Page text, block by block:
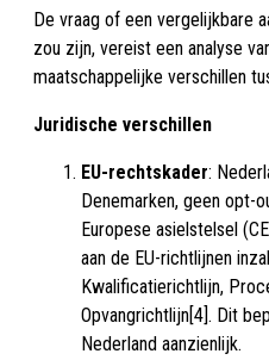
De vraag of een vergelijkbare
zou zijn, vereist een analyse
maatschappelijke verschillen
Juridische verschillen
EU-rechtskader:
Denemarken, geen opt-
Europese asielstelsel
aan de EU-richtlijnen
Kwalificatierichtlijn,
Opvangrichtlijn[4]. Dit
Nederland aanzienlijk.